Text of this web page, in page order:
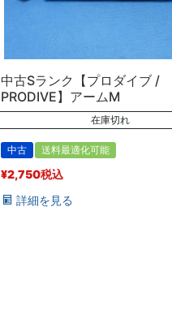
中古Sランク【プロダイブ /
PRODIVE】アームM
在庫切れ
中古 送料最適化可能
¥2,750税込
詳細を見る